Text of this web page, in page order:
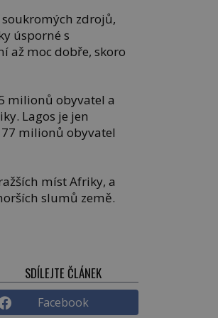
zdrojů,
úsporné s
až moc dobře, skoro
milionů obyvatel a
Lagos je jen
milionů obyvatel
míst Afriky, a
slumů země.
SDÍLEJTE ČLÁNEK
Facebook